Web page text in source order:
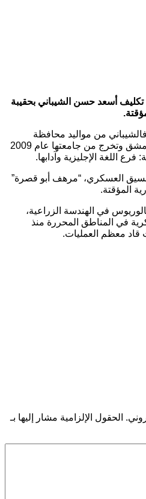
تكليف أسعد حسن الشيباني بحقيبة
من مواليد محافظة
الحسكة عام 1987 عاش في دمشق وتخرج من جامعتها عام 2009
فرع اللغة الإجليزية وآدابها.
العسكري، “مرهف أبو قصرة”
المؤقتة.
في الهندسة الزراعية،
في المناطق المحررة منذ
قاد معظم العمليات.
الحقول الإلزامية مشار إليها بـ